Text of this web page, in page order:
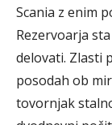
Scania z enim
Rezervoarja
delovati. Zlasti
posodah ob
tovornjak